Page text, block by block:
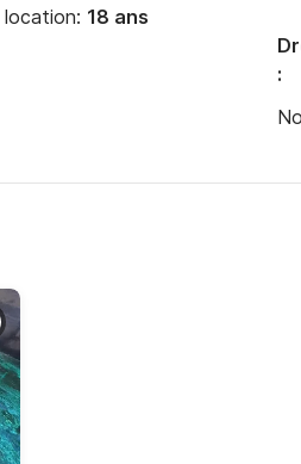
c'est une aventure
naviguiez à
!
location: 18 ans
: